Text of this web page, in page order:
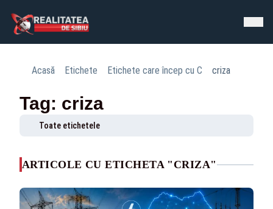
Acasă Etichete Etichete care încep cu C criza
Tag: criza
Toate etichetele
ARTICOLE CU ETICHETA "CRIZA"